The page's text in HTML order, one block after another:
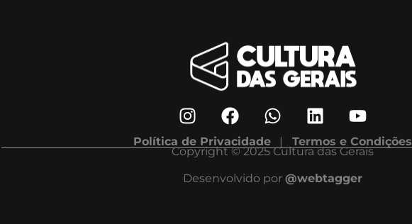
Política de Privacidade| Termos e Condições
Copyright © 2025 Cultura das Gerais
Desenvolvido por @webtagger